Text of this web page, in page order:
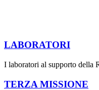
LABORATORI
I laboratori al supporto della
TERZA MISSIONE